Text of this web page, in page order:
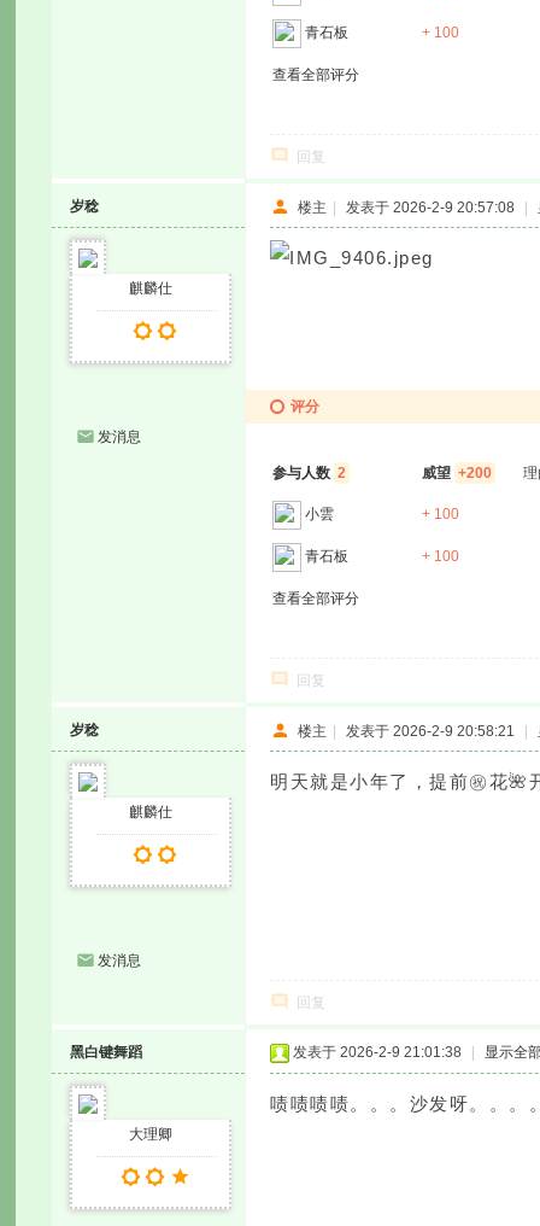
青石板 + 100
查看全部评分
回复
岁稔
麒麟仕
发消息
楼主 | 发表于 2026-2-9 20:57:08 |
评分
参与人数 2 威望 +200 理
小雲 + 100
青石板 + 100
查看全部评分
回复
岁稔
麒麟仕
发消息
楼主 | 发表于 2026-2-9 20:58:21 |
明天就是小年了，提前㊗️花🌺
回复
黑白键舞蹈
大理卿
发表于 2026-2-9 21:01:38 显示全
啧啧啧啧。。。沙发呀。。。